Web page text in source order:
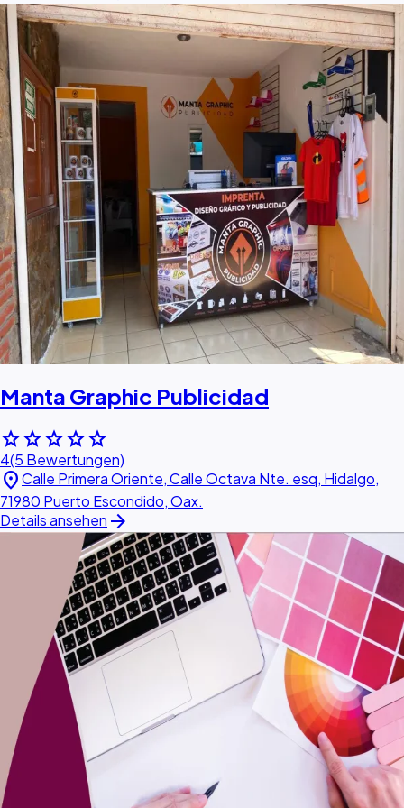
Manta Graphic Publicidad
starstarstarstarstar
4(5 Bewertungen)
location_onCalle Primera Oriente, Calle Octava Nte. esq, Hidalgo,
71980 Puerto Escondido, Oax.
Details ansehen arrow_forward